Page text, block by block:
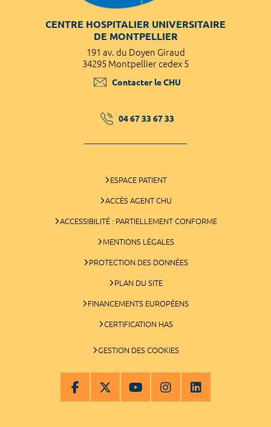
CENTRE HOSPITALIER UNIVERSITAIRE
DE MONTPELLIER
191 av. du Doyen Giraud
34295 Montpellier cedex 5
Contacter le CHU
04 67 33 67 33
ESPACE PATIENT
ACCÈS AGENT CHU
ACCESSIBILITÉ : PARTIELLEMENT CONFORME
MENTIONS LÉGALES
PROTECTION DES DONNÉES
PLAN DU SITE
FINANCEMENTS EUROPÉENS
CERTIFICATION HAS
GESTION DES COOKIES